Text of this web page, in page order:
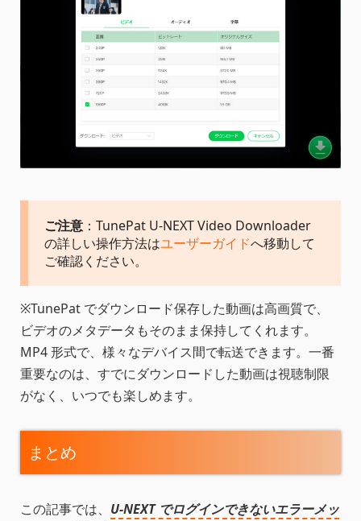
ご注意：TunePat U-NEXT Video Downloader
の詳しい操作方法はユーザーガイドへ移動して
ご確認ください。
※TunePat でダウンロード保存した動画は高画質で、
ビデオのメタデータもそのまま保持してくれます。
MP4 形式で、様々なデバイス間で転送できます。一番
重要なのは、すでにダウンロードした動画は視聴制限
がなく、いつでも楽しめます。
まとめ
この記事では、 U-NEXT でログインできないエラーメッ